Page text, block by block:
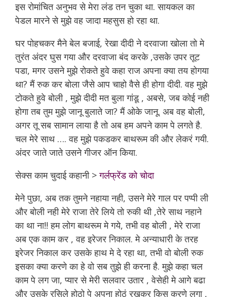
इस रोमांचित अनुभव से मेरा लंड तन चुका था. सायकल का
पेडल मारने से मुझे वह जादा महसुस हो रहा था.
घर पोहचकर मैने बेल बजाई, रेखा दीदी ने दरवाजा खोला तो मे
तुरंत अंदर घुस गया और दरवाजा बंद करके ,उसके उपर तूट
पडा, मगर उसने मुझे रोकते हुवे कहा राज अपना क्या तय होगया
था? मैं रुक कर बोला जैसे आप चाहो वैसे ही होगा दीदी. वह मुझे
टोकते हुवे बोली , मुझे दीदी मत बुला गांडू , अबसे, जब कोई नही
होगा तब तुम मुझे जानू बुलाते जा? मैं ओके जानू. अब वह बोली,
अगर तू सब सामान लाया है तो अब हम अपने काम पे लगते है.
चल मेरे साथ …. वह मुझे पकडकर बाथरूम की और लेकरं गयी.
अंदर जाते जाते उसने गीजर ऑन किया.
सेक्स काम चुदाई कहानी >गर्लफ्रेंड को चोदा
मेने पुछा, अब तक तुमने नहाया नही, उसने मेरे गाल पर पप्पी ली
और बोली नही मेरे राजा तेरे लिये तो रुकी थी ,तेरे साथ नहाने
का था ना!! हम लोग बाथरूम मे गये, तभी वह बोली , मेरे राजा
अब एक काम कर , वह इरेजर निकाल. मे अन्याधारी के तरह
इरेजर निकाल कर उसके हाथ मे दे रहा था, तभी वो बोली रुक
इसका क्या करणे का हे वो सब तुझे ही करना है. मुझे कहा चल
काम पे लग जा, प्यार से मेरी सलवार उतार , वेसेही मे आगे बढा
और उसके रसिले होठो पे अपना होठं रखकर किस करणे लगा ,